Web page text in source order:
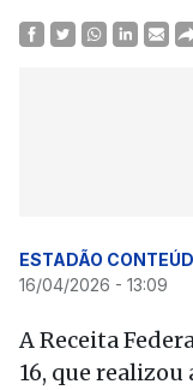
ESTADÃO
16/04/2026 - 13:09
A Receita
16, que